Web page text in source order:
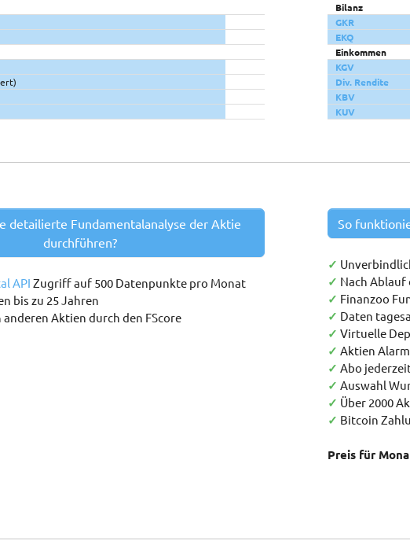
Bilanz
GKR
EKQ
Einkommen
KGV
Div. Rendite
KBV
KUV
detailierte Fundamentalanalyse der Aktie
durchführen?
API Zugriff auf 500 Datenpunkte pro Monat
bis zu 25 Jahren
anderen Aktien durch den FScore
So
✓
✓ Nach Ablauf
✓ Finanzoo
✓ Daten
✓ Virtuelle
✓ Aktien
✓ Abo
✓ Auswahl
✓ Über 2000
✓ Bitcoin
Preis für